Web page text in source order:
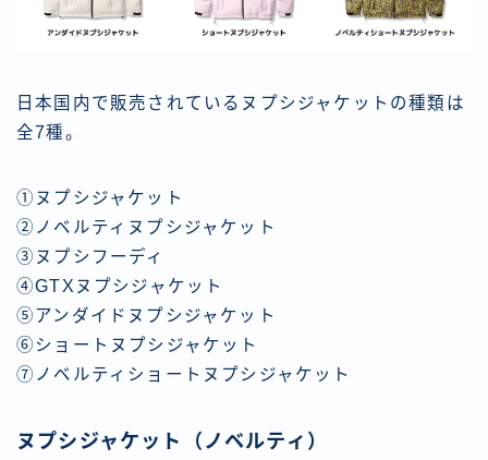
日本国内で販売されているヌプシジャケットの種類は
全7種。
①ヌプシジャケット
②ノベルティヌプシジャケット
③ヌプシフーディ
④GTXヌプシジャケット
⑤アンダイドヌプシジャケット
⑥ショートヌプシジャケット
⑦ノベルティショートヌプシジャケット
ヌプシジャケット（ノベルティ）